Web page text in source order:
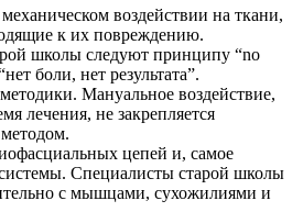
воздействии на ткани,
к их повреждению.
школы следуют принципу “no
боли, нет результата”.
Мануальное воздействие,
лечения, не закрепляется
цепей и, самое
Специалисты старой школы
с мышцами, сухожилиями и